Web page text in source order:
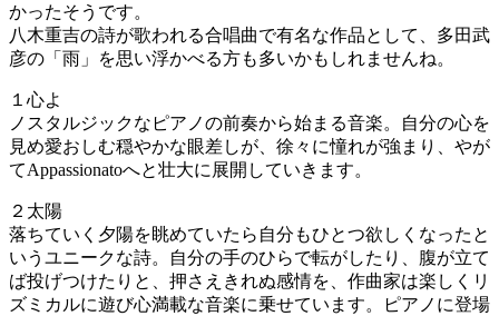
かったそうです。
八木重吉の詩が歌われる合唱曲で有名な作品として、多田武
彦の「雨」を思い浮かべる方も多いかもしれませんね。
１心よ
ノスタルジックなピアノの前奏から始まる音楽。自分の心を
見め愛おしむ穏やかな眼差しが、徐々に憧れが強まり、やが
てAppassionatoへと壮大に展開していきます。
２太陽
落ちていく夕陽を眺めていたら自分もひとつ欲しくなったと
いうユニークな詩。自分の手のひらで転がしたり、腹が立て
ば投げつけたりと、押さえきれぬ感情を、作曲家は楽しくリ
ズミカルに遊び心満載な音楽に乗せています。ピアノに登場